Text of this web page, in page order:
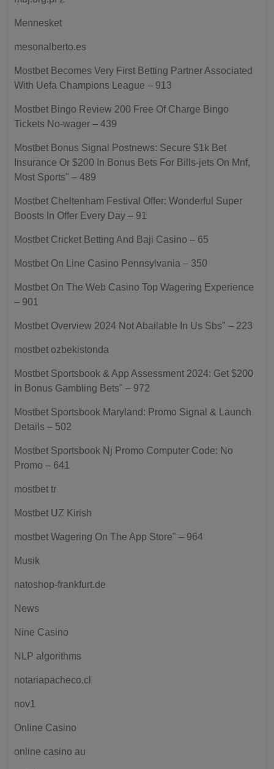
Mennesket
mesonalberto.es
Mostbet Becomes Very First Betting Partner Associated
With Uefa Champions League – 913
Mostbet Bingo Review 200 Free Of Charge Bingo
Tickets No-wager – 439
Mostbet Bonus Signal Postnews: Secure $1k Bet
Insurance Or $200 In Bonus Bets For Bills-jets On Mnf,
Most Sports" – 489
Mostbet Cheltenham Festival Offer: Wonderful Super
Boosts In Offer Every Day – 91
Mostbet Cricket Betting And Baji Casino – 65
Mostbet On Line Casino Pennsylvania – 350
Mostbet On The Web Casino Top Wagering Experience
– 901
Mostbet Overview 2024 Not Abailable In Us Sbs" – 223
mostbet ozbekistonda
Mostbet Sportsbook & App Assessment 2024: Get $200
In Bonus Gambling Bets" – 972
Mostbet Sportsbook Maryland: Promo Signal & Launch
Details – 502
Mostbet Sportsbook Nj Promo Computer Code: No
Promo – 641
mostbet tr
Mostbet UZ Kirish
‎mostbet Wagering On The App Store" – 964
Musik
natoshop-frankfurt.de
News
Nine Casino
NLP algorithms
notariapacheco.cl
nov1
Online Casino
online casino au